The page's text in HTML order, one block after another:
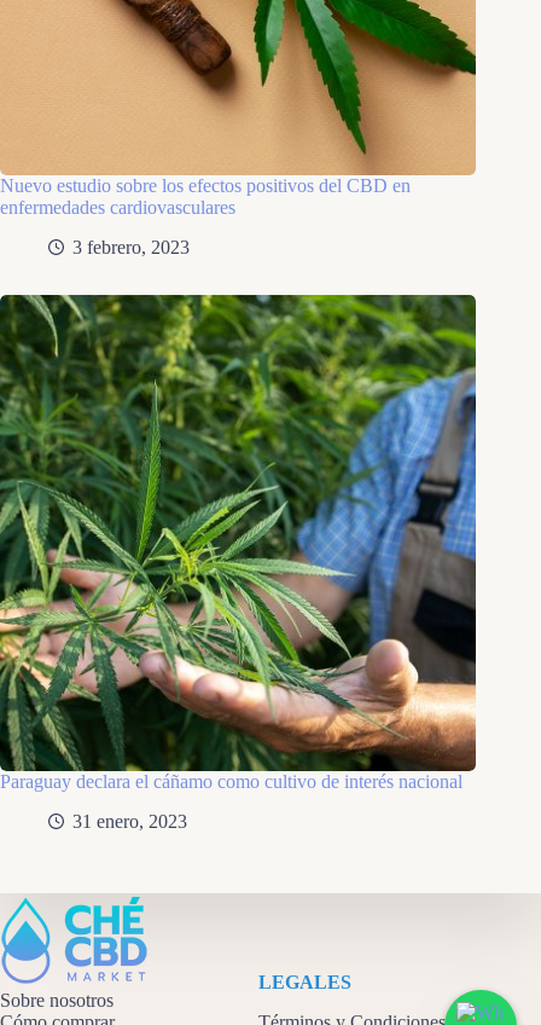
Nuevo estudio sobre los efectos positivos del CBD en
enfermedades cardiovasculares
3 febrero, 2023
Paraguay declara el cáñamo como cultivo de interés nacional
31 enero, 2023
Sobre nosotros
LEGALES